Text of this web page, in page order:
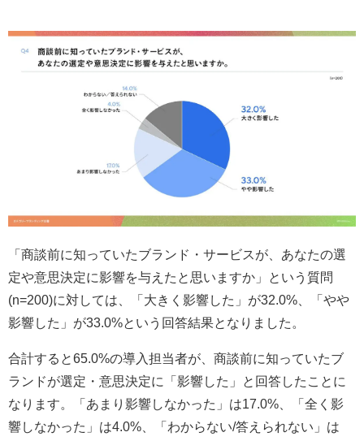
「商談前に知っていたブランド・サービスが、あなたの選
定や意思決定に影響を与えたと思いますか」という質問
(n=200)に対しては、「大きく影響した」が32.0%、「やや
影響した」が33.0%という回答結果となりました。
合計すると65.0%の導入担当者が、商談前に知っていたブ
ランドが選定・意思決定に「影響した」と回答したことに
なります。「あまり影響しなかった」は17.0%、「全く影
響しなかった」は4.0%、「わからない/答えられない」は